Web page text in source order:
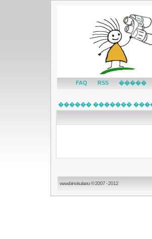
FAQ RSS �����
������ �������
www.binokular.ru © 2007 - 2012